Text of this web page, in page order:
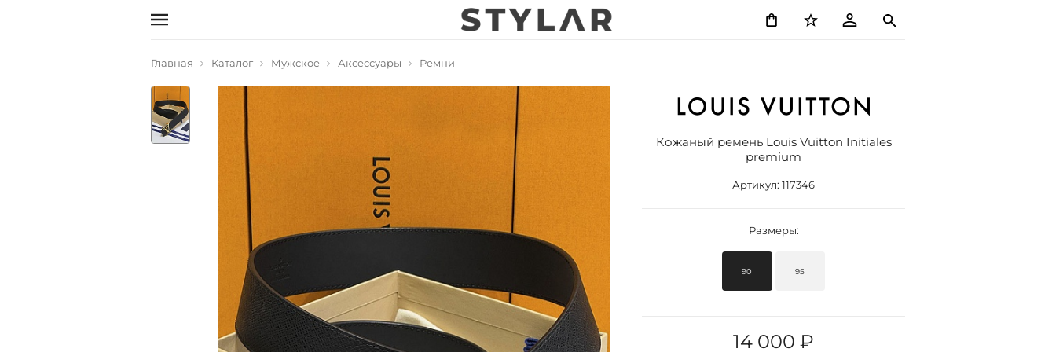
Главная Каталог Мужское Аксессуары Ремни
Кожаный ремень Louis Vuitton Initiales
premium
Артикул: 117346
Размеры:
90 95
14 000 ₽